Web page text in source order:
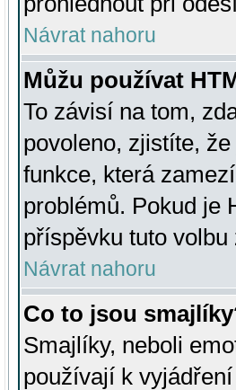
Návrat nahoru
Můžu používat
To závisí na tom,
povoleno, zjistíte,
funkce, která
problémů. Pokud je
příspěvku tuto volbu
Návrat nahoru
Co to jsou
Smajlíky, neboli
používají k